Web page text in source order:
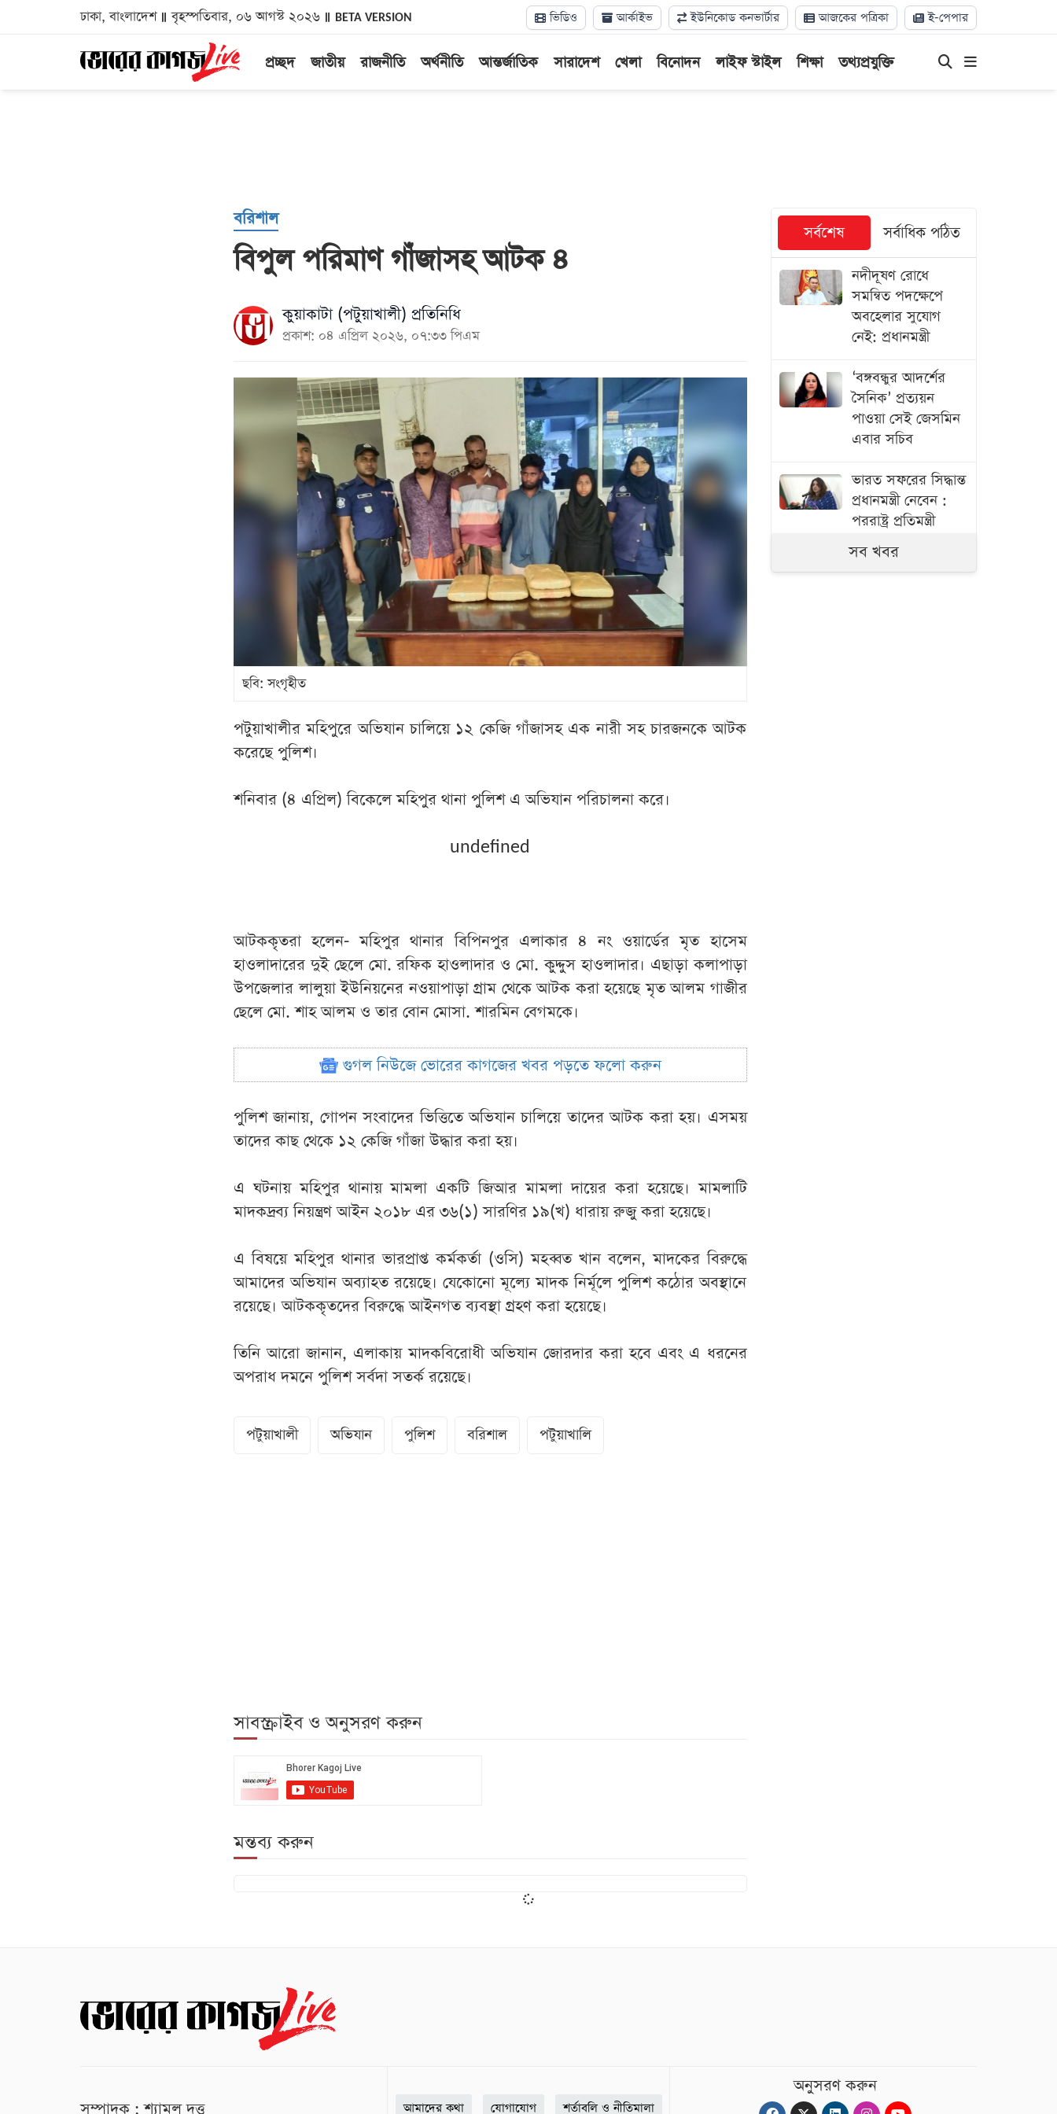
ঢাকা, বাংলাদেশ বৃহস্পতিবার, ০৬ আগস্ট ২০২৬ BETA VERSION ভিডিও আর্কাইভ ইউনিকোড কনভার্টার আজকের পত্রিকা ই-পেপার
প্রচ্ছদ জাতীয় রাজনীতি অর্থনীতি আন্তর্জাতিক সারাদেশ খেলা বিনোদন লাইফ স্টাইল শিক্ষা তথ্যপ্রযুক্তি
বরিশাল
বিপুল পরিমাণ গাঁজাসহ আটক ৪
কুয়াকাটা (পটুয়াখালী) প্রতিনিধি
প্রকাশ: ০৪ এপ্রিল ২০২৬, ০৭:৩৩ পিএম
ছবি: সংগৃহীত
পটুয়াখালীর মহিপুরে অভিযান চালিয়ে ১২ কেজি গাঁজাসহ এক নারী সহ চারজনকে আটক
করেছে পুলিশ।
শনিবার (৪ এপ্রিল) বিকেলে মহিপুর থানা পুলিশ এ অভিযান পরিচালনা করে।
undefined
আটককৃতরা হলেন- মহিপুর থানার বিপিনপুর এলাকার ৪ নং ওয়ার্ডের মৃত হাসেম
হাওলাদারের দুই ছেলে মো. রফিক হাওলাদার ও মো. কুদ্দুস হাওলাদার। এছাড়া কলাপাড়া
উপজেলার লালুয়া ইউনিয়নের নওয়াপাড়া গ্রাম থেকে আটক করা হয়েছে মৃত আলম গাজীর
ছেলে মো. শাহ আলম ও তার বোন মোসা. শারমিন বেগমকে।
গুগল নিউজে ভোরের কাগজের খবর পড়তে ফলো করুন
পুলিশ জানায়, গোপন সংবাদের ভিত্তিতে অভিযান চালিয়ে তাদের আটক করা হয়। এসময়
তাদের কাছ থেকে ১২ কেজি গাঁজা উদ্ধার করা হয়।
এ ঘটনায় মহিপুর থানায় মামলা একটি জিআর মামলা দায়ের করা হয়েছে। মামলাটি
মাদকদ্রব্য নিয়ন্ত্রণ আইন ২০১৮ এর ৩৬(১) সারণির ১৯(খ) ধারায় রুজু করা হয়েছে।
এ বিষয়ে মহিপুর থানার ভারপ্রাপ্ত কর্মকর্তা (ওসি) মহব্বত খান বলেন, মাদকের বিরুদ্ধে
আমাদের অভিযান অব্যাহত রয়েছে। যেকোনো মূল্যে মাদক নির্মূলে পুলিশ কঠোর অবস্থানে
রয়েছে। আটককৃতদের বিরুদ্ধে আইনগত ব্যবস্থা গ্রহণ করা হয়েছে।
তিনি আরো জানান, এলাকায় মাদকবিরোধী অভিযান জোরদার করা হবে এবং এ ধরনের
অপরাধ দমনে পুলিশ সর্বদা সতর্ক রয়েছে।
পটুয়াখালী অভিযান পুলিশ বরিশাল পটুয়াখালি
সাবস্ক্রাইব ও অনুসরণ করুন
মন্তব্য করুন
সর্বশেষ সর্বাধিক পঠিত
নদীদূষণ রোধে
সমন্বিত পদক্ষেপে
অবহেলার সুযোগ
নেই: প্রধানমন্ত্রী
‘বঙ্গবন্ধুর আদর্শের
সৈনিক’ প্রত্যয়ন
পাওয়া সেই জেসমিন
এবার সচিব
ভারত সফরের সিদ্ধান্ত
প্রধানমন্ত্রী নেবেন :
পররাষ্ট্র প্রতিমন্ত্রী
বিমানবন্দরে
সব খবর
সম্পাদক : শ্যামল দত্ত আমাদের কথা যোগাযোগ শর্তাবলি ও নীতিমালা
অনুসরণ করুন